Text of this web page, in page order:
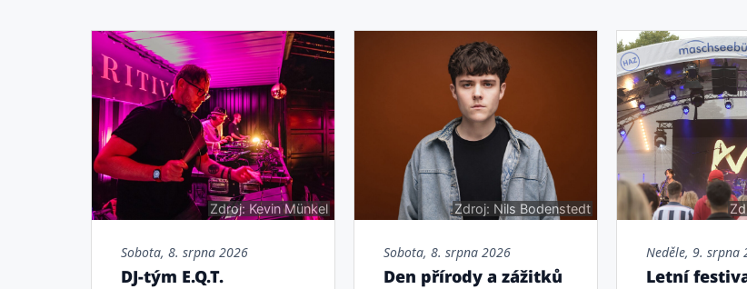
Zdroj: Kevin Münkel
Sobota, 8. srpna 2026
DJ-tým E.Q.T.
Zdroj: Nils Bodenstedt
Sobota, 8. srpna 2026
Den přírody a zážitků
Neděle, 9. srpna
Letní